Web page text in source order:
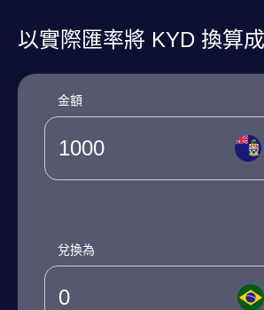
以實際匯率將 KYD 換算
金額
兌換為